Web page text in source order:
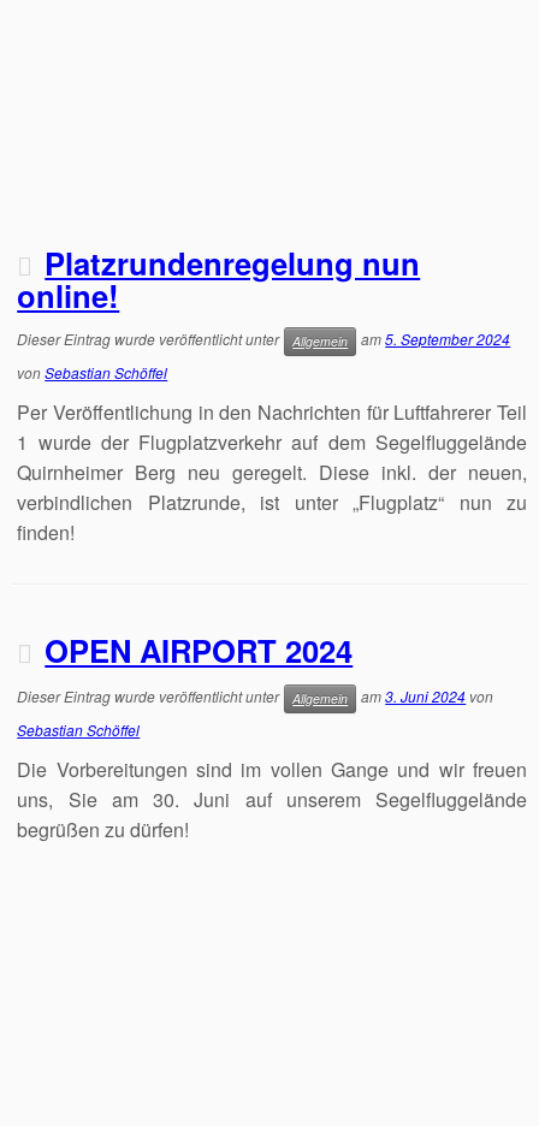
Platzrundenregelung nun
online!
Dieser Eintrag wurde veröffentlicht unter Allgemein am5. September 2024
vonSebastian Schöffel
Per Veröffentlichung in den Nachrichten für Luftfahrerer Teil
1 wurde der Flugplatzverkehr auf dem Segelfluggelände
Quirnheimer Berg neu geregelt. Diese inkl. der neuen,
verbindlichen Platzrunde, ist unter „Flugplatz“ nun zu
finden!
OPEN AIRPORT 2024
Dieser Eintrag wurde veröffentlicht unter Allgemein am3. Juni 2024 von
Sebastian Schöffel
Die Vorbereitungen sind im vollen Gange und wir freuen
uns, Sie am 30. Juni auf unserem Segelfluggelände
begrüßen zu dürfen!